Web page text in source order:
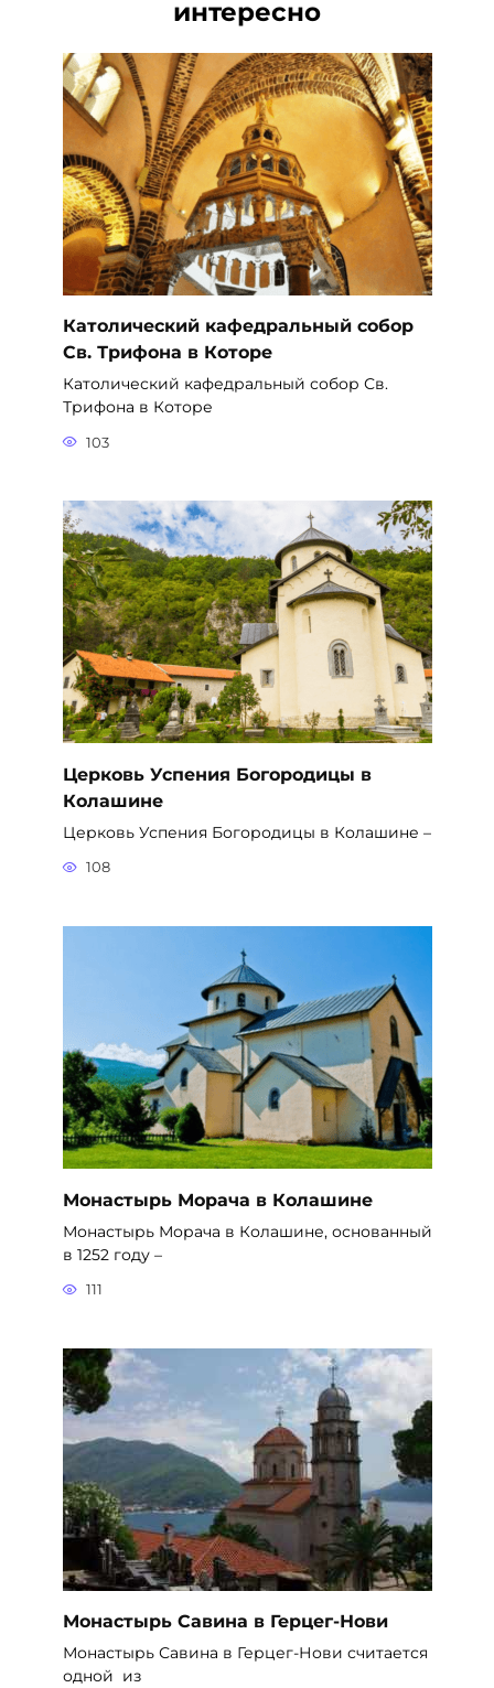
интересно
Католический кафедральный собор
Св. Трифона в Которе
Католический кафедральный собор Св.
Трифона в Которе
103
Церковь Успения Богородицы в
Колашине
Церковь Успения Богородицы в Колашине –
108
Монастырь Морача в Колашине
Монастырь Морача в Колашине, основанный
в 1252 году –
111
Монастырь Савина в Герцег-Нови
Монастырь Савина в Герцег-Нови считается
одной из